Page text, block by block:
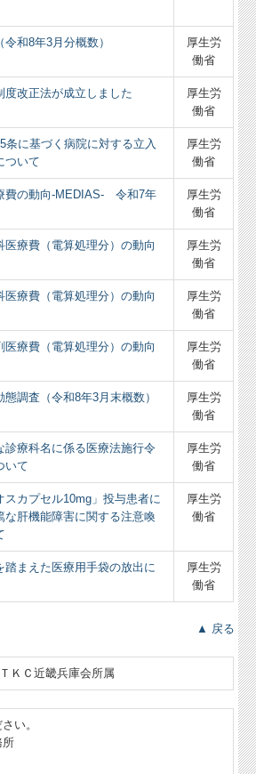
和8年3月分概数）
厚生労
働省
度改正法が成立しました
厚生労
働省
条に基づく病院に対する立入
ついて
厚生労
働省
費の動向-MEDIAS- 令和7年
厚生労
働省
医療費（電算処理分）の動向
厚生労
働省
医療費（電算処理分）の動向
厚生労
働省
医療費（電算処理分）の動向
厚生労
働省
態調査（令和8年3月末概数）
厚生労
働省
診療科名に係る医療法施行令
いて
厚生労
働省
スカプセル10mg」投与患者に
な肝機能障害に関する注意喚
厚生労
働省
踏まえた医療用手袋の放出に
厚生労
働省
▲ 戻る
ＴＫＣ近畿兵庫会所属
い。